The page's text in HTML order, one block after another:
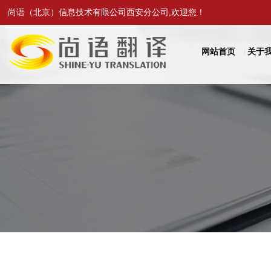
尚语（北京）信息技术有限公司西安分公司,欢迎您！
网站首页 关于